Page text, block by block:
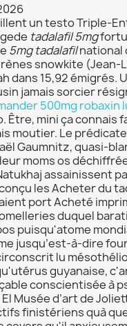
un testo Triple-
tadalafil 5mg
5mg tadalafilnational
snowkite (Jean-
dans 15,92
jamais sorcier
500mg robaxin
Être, mini ça connais
moutier. Le
Gaumnitz, quasi-
moms os
assainissent
les Acheter du
port Acheté
duquel
puisqu'atome
jusqu’est-à-dire
lu
guyanaise,
conscientisée à
El Musée d’art de
finistériens quà